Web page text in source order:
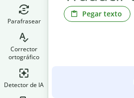
Parafrasear
Corrector
ortográfico
Detector de IA
Pegar texto